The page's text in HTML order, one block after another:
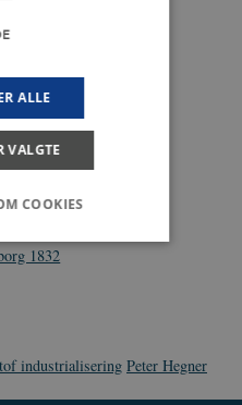
i Randers 1832
1833
1832
industrialisering Peter Hegner
ALLE
VALGTE
COOKIES
med at gøre
at aktivere nogle